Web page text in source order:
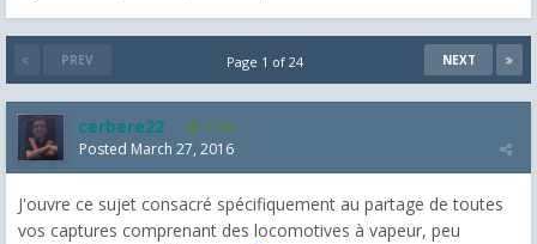
PREV NEXT
Page 1 of 24
cerbere22 4,385
Posted March 27, 2016
J'ouvre ce sujet consacré spécifiquement au partage de toutes
vos captures comprenant des locomotives à vapeur, peu